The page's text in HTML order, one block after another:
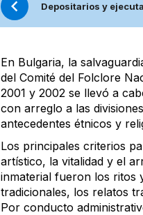
Depositarios y
En Bulgaria, la
del Comité del Folclore
2001 y 2002 se llevó a
con arreglo a las
antecedentes étnicos y
Los principales criterios
artístico, la vitalidad y el
inmaterial fueron los ritos
tradicionales, los relatos
Por conducto